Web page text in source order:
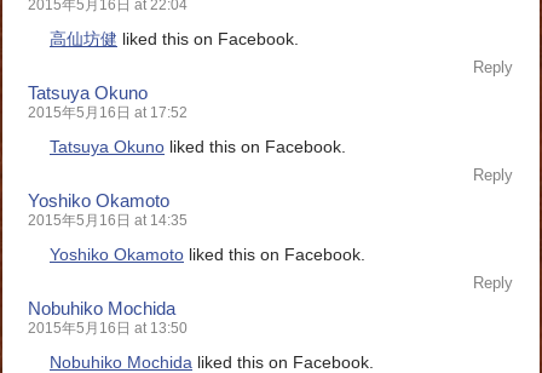
2015年5月16日 at 22:04
高仙坊健 liked this on Facebook.
Reply
Tatsuya Okuno
2015年5月16日 at 17:52
Tatsuya Okuno liked this on Facebook.
Reply
Yoshiko Okamoto
2015年5月16日 at 14:35
Yoshiko Okamoto liked this on Facebook.
Reply
Nobuhiko Mochida
2015年5月16日 at 13:50
Nobuhiko Mochida liked this on Facebook.